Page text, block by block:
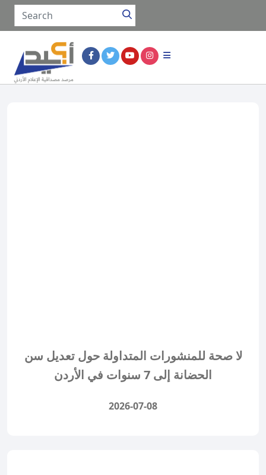
لا صحة للمنشورات المتداولة حول تعديل سن
الحضانة إلى 7 سنوات في الأردن
2026-07-08